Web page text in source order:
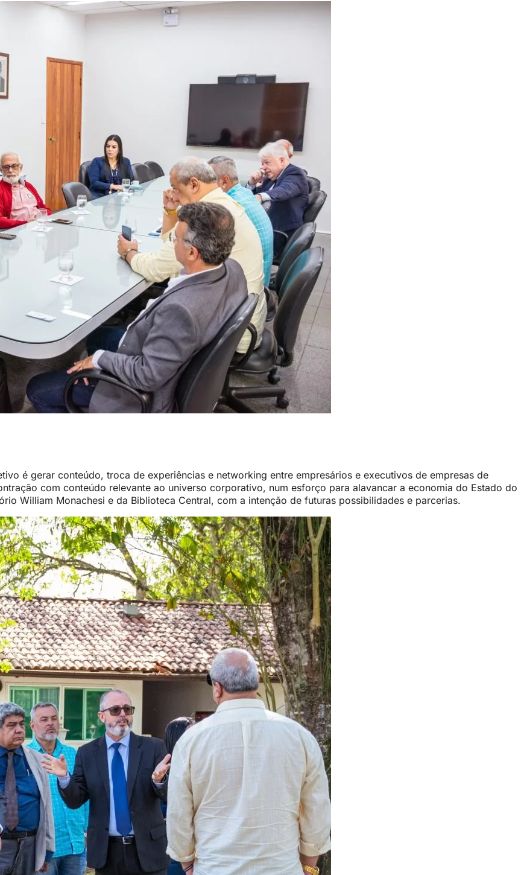
é gerar conteúdo, troca de experiências e networking entre empresários e executivos de empresas de
com conteúdo relevante ao universo corporativo, num esforço para alavancar a economia do Estado do
William Monachesi e da Biblioteca Central, com a intenção de futuras possibilidades e parcerias.